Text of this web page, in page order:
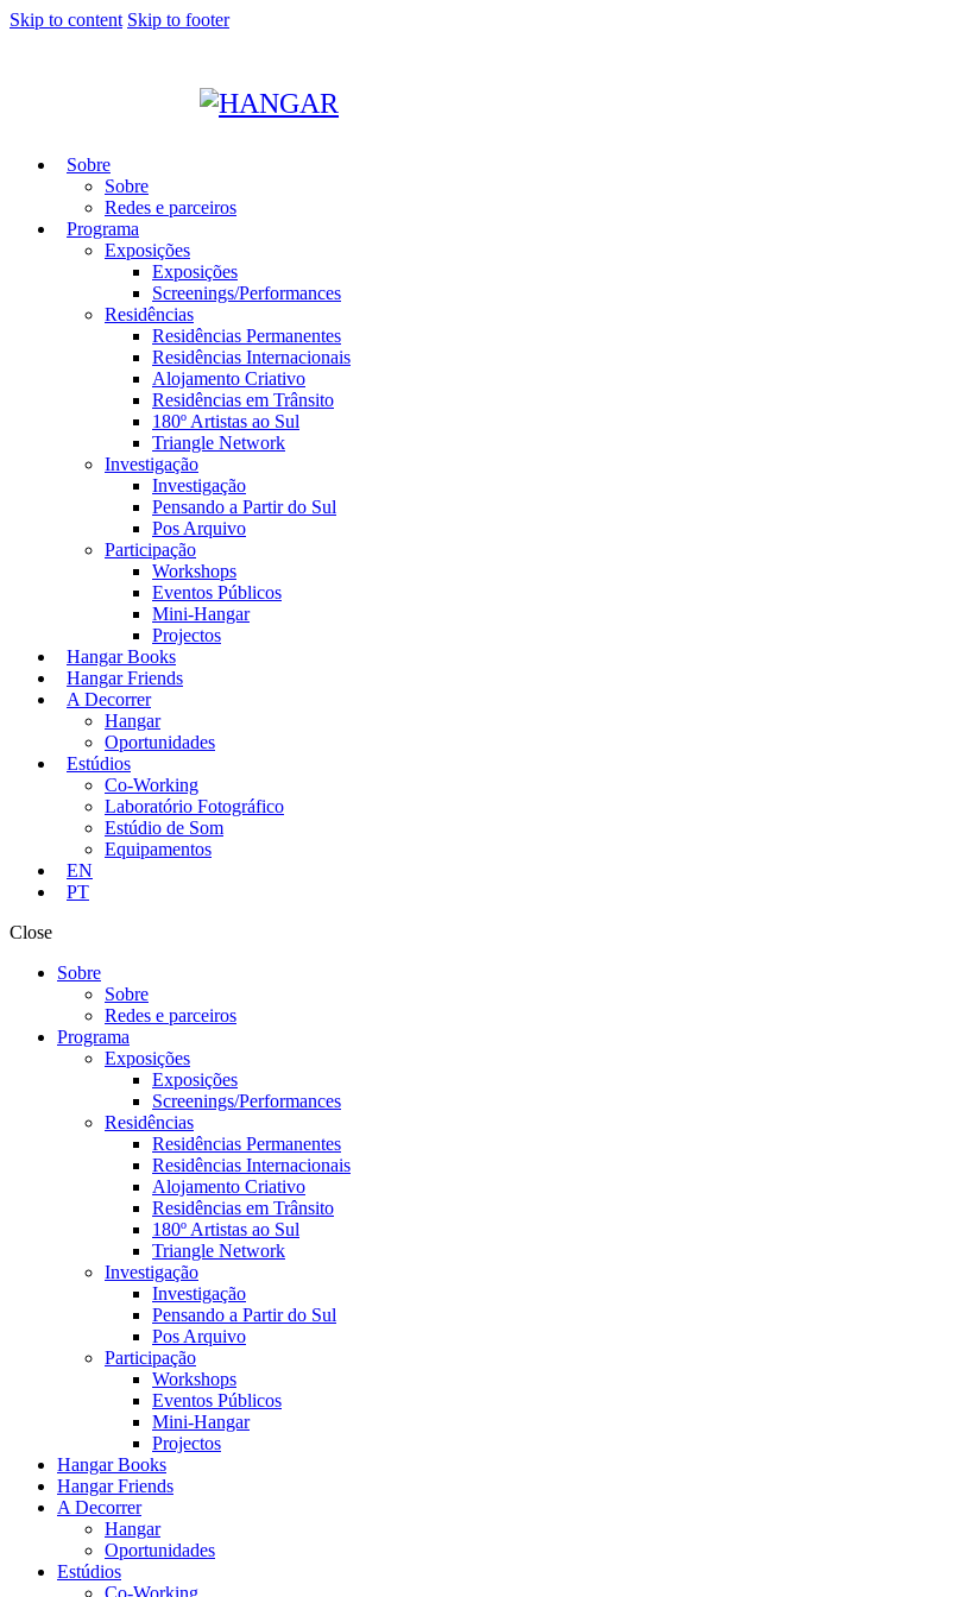
Skip to content Skip to footer
Sobre
Sobre
Redes e parceiros
Programa
Exposições
Exposições
Screenings/Performances
Residências
Residências Permanentes
Residências Internacionais
Alojamento Criativo
Residências em Trânsito
180º Artistas ao Sul
Triangle Network
Investigação
Investigação
Pensando a Partir do Sul
Pos Arquivo
Participação
Workshops
Eventos Públicos
Mini-Hangar
Projectos
Hangar Books
Hangar Friends
A Decorrer
Hangar
Oportunidades
Estúdios
Co-Working
Laboratório Fotográfico
Estúdio de Som
Equipamentos
EN
PT
Close
Sobre
Sobre
Redes e parceiros
Programa
Exposições
Exposições
Screenings/Performances
Residências
Residências Permanentes
Residências Internacionais
Alojamento Criativo
Residências em Trânsito
180º Artistas ao Sul
Triangle Network
Investigação
Investigação
Pensando a Partir do Sul
Pos Arquivo
Participação
Workshops
Eventos Públicos
Mini-Hangar
Projectos
Hangar Books
Hangar Friends
A Decorrer
Hangar
Oportunidades
Estúdios
Co-Working